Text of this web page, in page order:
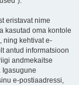
eristavat nime
kasutad oma kontole
ning kehtivat e-
antud informatsioon
andmekaitse
Igasugune
e-postiaadressi,